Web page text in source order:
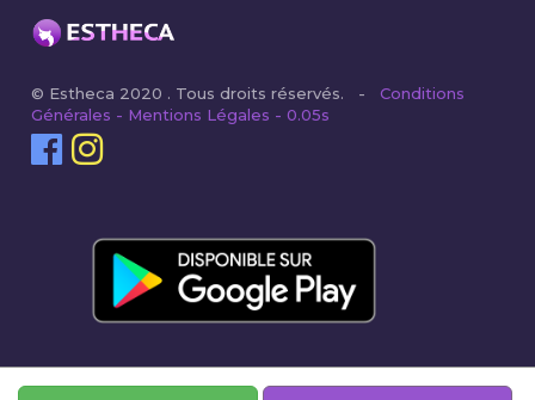
© Estheca 2020 . Tous droits réservés. -Conditions
Générales - Mentions Légales - 0.05s